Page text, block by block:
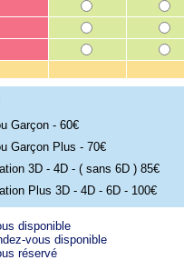
Garçon - 60€
Garçon Plus - 70€
3D - 4D - ( sans 6D ) 85€
Plus 3D - 4D - 6D - 100€
disponible
vous disponible
réservé